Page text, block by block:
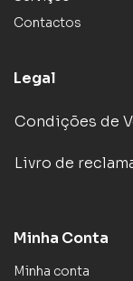
Contactos
Legal
Condições de
Livro de
Minha Conta
Minha conta